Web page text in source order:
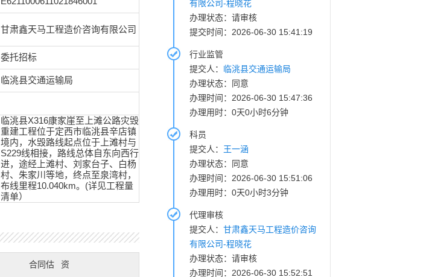
甘肃鑫天马工程造价咨询有限公司
委托招标
临洮县交通运输局
临洮县X316康家崖至上滩公路灾毁
重建工程位于定西市临洮县辛店镇
境内，水毁路线起点位于上滩村与
S229线相接，路线总体自东向西行
进，途经上滩村、刘家台子、白杨
村、朱家川等地，终点至泉湾村，
布线里程10.040km。(详见工程量
清单）
合同估 资
有限公司-程晓花
办理状态：请审核
提交时间：2026-06-30 15:41:19
行业监管
提交人： 临洮县交通运输局
办理状态：同意
办理时间：2026-06-30 15:47:36
办理用时：0天0小时6分钟
科员
提交人： 王一涵
办理状态：同意
办理时间：2026-06-30 15:51:06
办理用时：0天0小时3分钟
代理审核
提交人： 甘肃鑫天马工程造价咨询
有限公司-程晓花
办理状态：请审核
办理时间：2026-06-30 15:52:51